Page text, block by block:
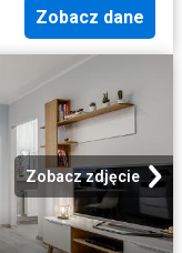
Zobacz dane
Zobacz zdjęcie